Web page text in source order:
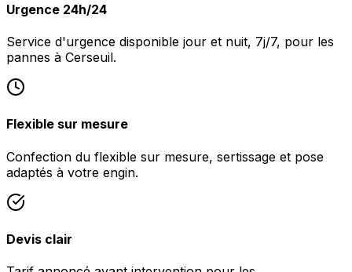
Urgence 24h/24
Service d'urgence disponible jour et nuit, 7j/7, pour les
pannes à Cerseuil.
Flexible sur mesure
Confection du flexible sur mesure, sertissage et pose
adaptés à votre engin.
Devis clair